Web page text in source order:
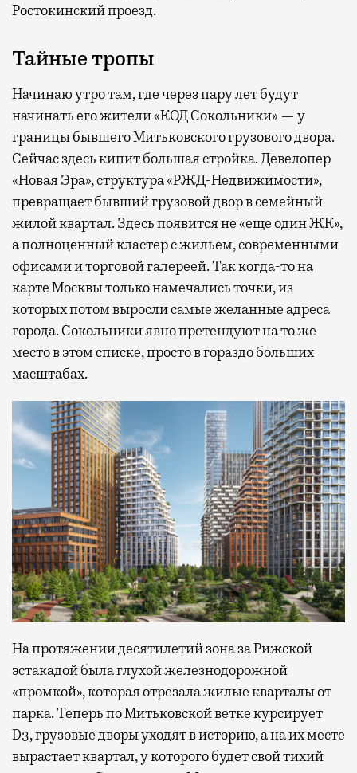
Ростокинский проезд.
Тайные тропы
Начинаю утро там, где через пару лет будут
начинать его жители «КОД Сокольники» — у
границы бывшего Митьковского грузового двора.
Сейчас здесь кипит большая стройка. Девелопер
«Новая Эра», структура «РЖД-Недвижимости»,
превращает бывший грузовой двор в семейный
жилой квартал. Здесь появится не «еще один ЖК»,
а полноценный кластер с жильем, современными
офисами и торговой галереей. Так когда-то на
карте Москвы только намечались точки, из
которых потом выросли самые желанные адреса
города. Сокольники явно претендуют на то же
место в этом списке, просто в гораздо больших
масштабах.
На протяжении десятилетий зона за Рижской
эстакадой была глухой железнодорожной
«промкой», которая отрезала жилые кварталы от
парка. Теперь по Митьковской ветке курсирует
D3, грузовые дворы уходят в историю, а на их месте
вырастает квартал, у которого будет свой тихий